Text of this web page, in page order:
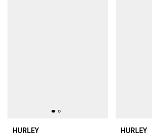
HURLEY
HURLEY